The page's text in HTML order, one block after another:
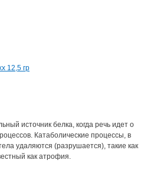
12,5 гр
источник белка, когда речь идет о
Катаболические процессы, в
удаляются (разрушается), такие как
как атрофия.